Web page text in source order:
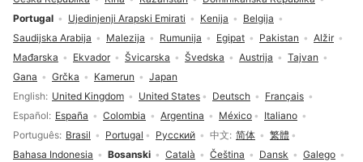
Izbor jezika
English United Kingdom United States Deutsch
Français
Español
España Colombia Argentina México
Italiano
Português Brasil Portugal Русский 中文 简体
繁體
Bahasa Indonesia
Bosanski Català Čeština Dansk
Galego
Portugal
Ujedinjenji Arapski Emirati Kenija
Belgija
Saudijska Arabija
Malezija Rumunija Egipat Pakistan
Alžir
Mađarska
Ekvador Švicarska Švedska Austrija
Tajvan
Gana
Grčka Kamerun Japan